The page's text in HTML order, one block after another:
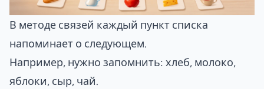
В методе связей каждый пункт списка
напоминает о следующем.
Например, нужно запомнить: хлеб, молоко,
яблоки, сыр, чай.